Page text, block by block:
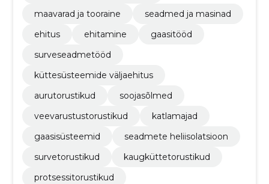
maavarad ja tooraine
seadmed ja masinad
ehitus
ehitamine
gaasitööd
surveseadmetööd
küttesüsteemide väljaehitus
aurutorustikud
soojasõlmed
veevarustustorustikud
katlamajad
gaasisüsteemid
seadmete heliisolatsioon
survetorustikud
kaugküttetorustikud
protsessitorustikud